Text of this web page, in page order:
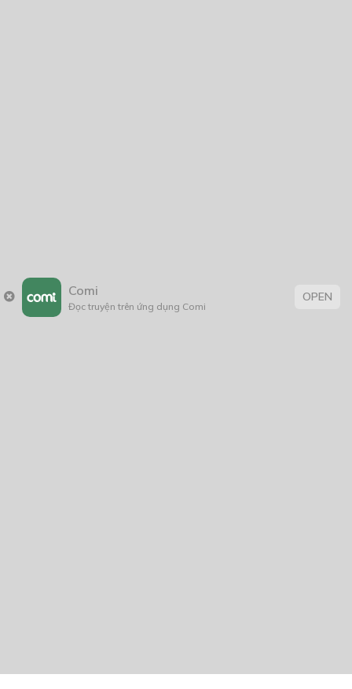
Comi
Đọc truyện trên ứng dụng Comi
OPEN